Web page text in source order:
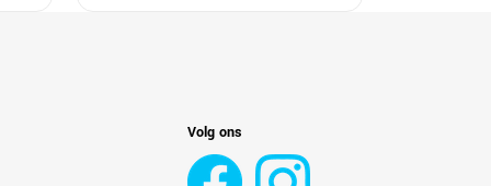
Volg ons